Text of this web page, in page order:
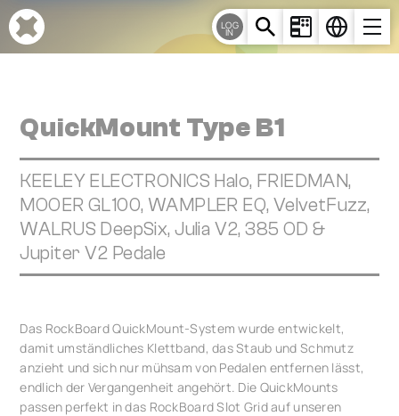
Cookie-Einstellungen
LOG
IN
QuickMount Type B1
KEELEY ELECTRONICS Halo, FRIEDMAN,
MOOER GL100, WAMPLER EQ, VelvetFuzz,
WALRUS DeepSix, Julia V2, 385 OD &
Jupiter V2 Pedale
Das RockBoard QuickMount-System wurde entwickelt,
damit umständliches Klettband, das Staub und Schmutz
anzieht und sich nur mühsam von Pedalen entfernen lässt,
endlich der Vergangenheit angehört. Die QuickMounts
passen perfekt in das RockBoard Slot Grid auf unseren